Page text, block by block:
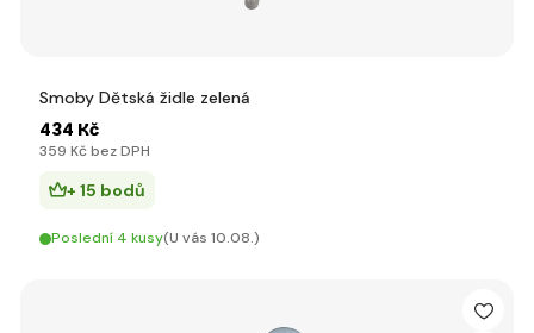
Smoby Dětská židle zelená
434 Kč
359 Kč bez DPH
+ 15 bodů
Poslední 4 kusy(U vás 10.08.)